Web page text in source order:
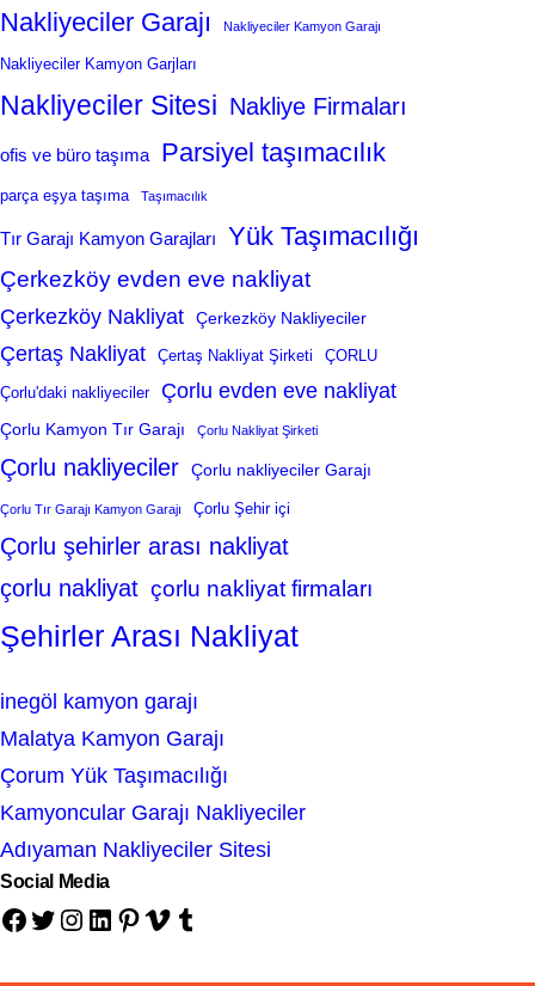
Nakliyeciler Garajı Nakliyeciler Kamyon Garajı
Nakliyeciler Kamyon Garjları
Nakliyeciler Sitesi Nakliye Firmaları
ofis ve büro taşıma Parsiyel taşımacılık
parça eşya taşıma Taşımacılık
Tır Garajı Kamyon Garajları Yük Taşımacılığı
Çerkezköy evden eve nakliyat
Çerkezköy Nakliyat Çerkezköy Nakliyeciler
Çertaş Nakliyat Çertaş Nakliyat Şirketi ÇORLU
Çorlu'daki nakliyeciler Çorlu evden eve nakliyat
Çorlu Kamyon Tır Garajı Çorlu Nakliyat Şirketi
Çorlu nakliyeciler Çorlu nakliyeciler Garajı
Çorlu Tır Garajı Kamyon Garajı Çorlu Şehir içi
Çorlu şehirler arası nakliyat
çorlu nakliyat çorlu nakliyat firmaları
Şehirler Arası Nakliyat
inegöl kamyon garajı
Malatya Kamyon Garajı
Çorum Yük Taşımacılığı
Kamyoncular Garajı Nakliyeciler
Adıyaman Nakliyeciler Sitesi
Social Media
Facebook Twitter Instagram LinkedIn Pinterest Vimeo Tumblr